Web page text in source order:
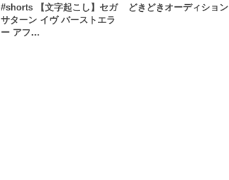
#shorts 【文字起こし】セガ
サターン イヴ バーストエラ
ー アフ…
どきどきオーディション